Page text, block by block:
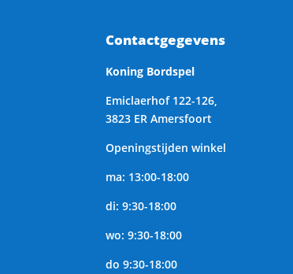
Contactgegevens
Koning Bordspel
Emiclaerhof 122-126,
3823 ER Amersfoort
Openingstijden winkel
ma: 13:00-18:00
di: 9:30-18:00
wo: 9:30-18:00
do 9:30-18:00